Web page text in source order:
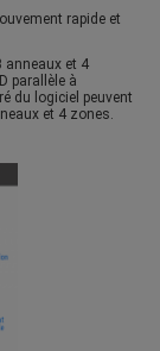
rapide et
anneaux et 4
parallèle à
du logiciel peuvent
et 4 zones.